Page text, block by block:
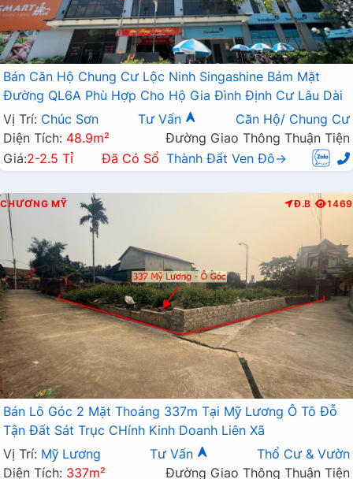
Bán Căn Hộ Chung Cư Lộc Ninh Singashine Bám Mặt
Đường QL6A Phù Hợp Cho Hộ Gia Đình Định Cư Lâu Dài
Vị Trí: Chúc Sơn Tư Vấn
Căn Hộ/ Chung Cư
Diện Tích: 48.9m²
Đường Giao Thông Thuận Tiện
Giá:2-2.5 Tỉ Đã Có Sổ Thành Đất Ven Đô→
CHƯƠNG MỸ Đ.B 1469
Bán Lô Góc 2 Mặt Thoáng 337m Tại Mỹ Lương Ô Tô Đỗ
Tận Đất Sát Trục CHính Kinh Doanh Liên Xã
Vị Trí: Mỹ Lương Tư Vấn
Thổ Cư & Vườn
Diện Tích: 337m² Đường Giao Thông Thuận Tiện